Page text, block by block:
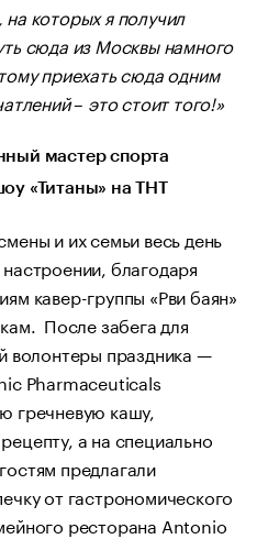
которых я получил
сюда из Москвы намного
приехать сюда одним
– это стоит того!»
мастер спорта
«Титаны» на ТНТ
и их семьи весь день
благодаря
кавер-группы «Рви баян»
После забега для
волонтеры праздника —
Pharmaceuticals
гречневую кашу,
а на специально
предлагали
от гастрономического
ресторана Antonio